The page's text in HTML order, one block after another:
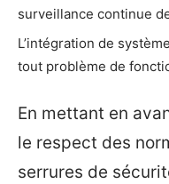
surveillance continue
L’intégration de
tout problème de
En mettant en
le respect des
serrures de